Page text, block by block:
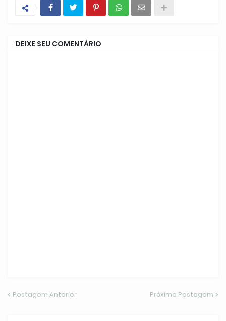
DEIXE SEU COMENTÁRIO
Postagem Anterior Próxima Postagem